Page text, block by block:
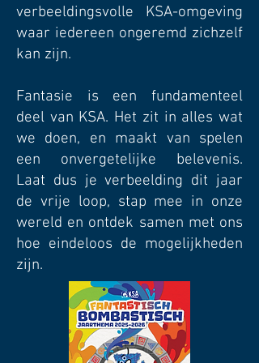
verbeeldingsvolle KSA-omgeving
waar iedereen ongeremd zichzelf
kan zijn.
Fantasie is een fundamenteel
deel van KSA. Het zit in alles wat
we doen, en maakt van spelen
een onvergetelijke belevenis.
Laat dus je verbeelding dit jaar
de vrije loop, stap mee in onze
wereld en ontdek samen met ons
hoe eindeloos de mogelijkheden
zijn.